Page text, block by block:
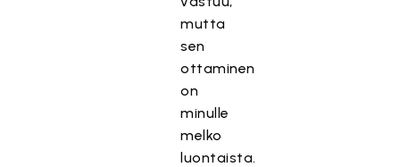
mutta
sen
ottaminen
on
minulle
melko
luontaista.